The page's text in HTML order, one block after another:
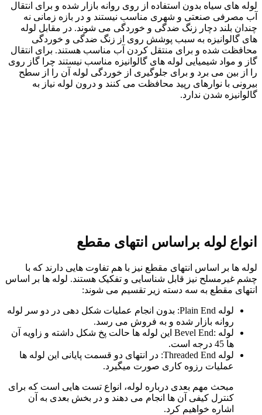
لوله های سیاه بدون استفاده از روی روانه بازار شده و برای انتقال
آب مصرفی صنعتی و شهری مناسب نیستند و در بازه زمانی نه
چندان بلند دچار زنگ ضدگی و خوردگی می شوند. در مقابل لوله
های گالوانیزه به سبب پوشش روی از زنگ ضدگی و خوردگی
محافظت شده و برای منتقل کردن آب مناسب هستند. برای انتقال
گاز و مواد شیمیایی لوله های گالوانیزه مناسب نیستند چرا گاز روی
را از بین می برد و برای جلوگیری از خوردگی لوله آن را از سطح
بیرونی با نوارهای رپید محافظت می کنند و درون لوله نیاز به
گالوانیزه شدن ندارد.
انواع لوله براساس انتهای مقطع
لوله ها بر اساس انتهای مقطع نیز با هم تفاوت هایی دارند که با
چشم غیرمسلح نیز قابل شناسایی و تفکیک هستند. لوله ها بر اساس
انتهای مقطع به سه دسته زیر تقسیم می شوند:
لوله Plain End: بدون انجام عملیات شکل دهی در دو سر لوله
روانه بازار شده و به فروش می رسد.
لوله :Bevel End این لوله ها حالت پخ شکل داشته و زاویه آن
ها 45 درجه است.
لوله Threaded End: در انتهای دو قسمت پایانی این لوله ها
عملیات رزوه کاری صورت میگیرد.
مبحث مهم بعدی درباره لوله، انواع تست هایی است که برای
کنترل کیفی آن ها انجام می دهند و در بخش بعدی به آن
اشاره خواهیم کرد.